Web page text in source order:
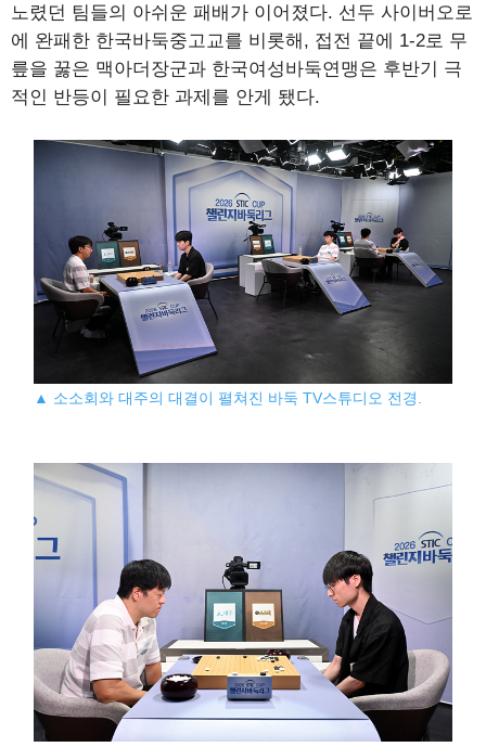
노렸던 팀들의 아쉬운 패배가 이어졌다. 선두 사이버오로
에 완패한 한국바둑중고교를 비롯해, 접전 끝에 1-2로 무
릎을 꿇은 맥아더장군과 한국여성바둑연맹은 후반기 극
적인 반등이 필요한 과제를 안게 됐다.
▲ 소소회와 대주의 대결이 펼쳐진 바둑 TV스튜디오 전경.